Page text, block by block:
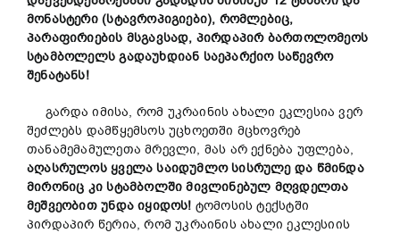
მონასტერი (სტავროპიგიები), რომლებიც,
პარაფირიების მსგავსად, პირდაპირ ბართოლომეოს
სტამბოლელს გადაუხდიან საეპარქიო საწევრო
შენატანს!
გარდა იმისა, რომ უკრაინის ახალი ეკლესია ვერ
შეძლებს დამწყემსოს უცხოეთში მცხოვრებ
თანამემამულეთა მრევლი, მას არ ექნება უფლება,
აღასრულოს ყველა საიდუმლო სისრულე და წმინდა
მირონიც კი სტამბოლში მივლინებულ მღვდელთა
მეშვეობით უნდა იყიდოს! ტომოსის ტექსტში
პირდაპირ წერია, რომ უკრაინის ახალი ეკლესიის